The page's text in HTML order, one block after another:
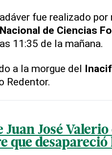
fue realizado por
de Ciencias
11:35 de la mañana.
a la morgue del Inacif
Redentor.
Juan José
que desapareció